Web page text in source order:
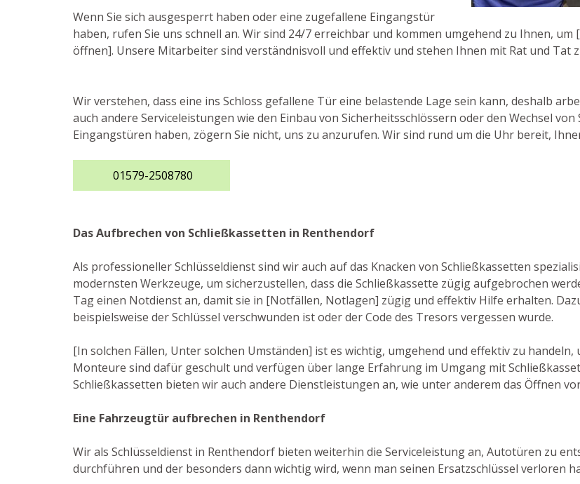
Wenn Sie sich ausgesperrt haben oder eine zugefallene Eingangstür
haben, rufen Sie uns schnell an. Wir sind 24/7 erreichbar und kommen umgehend zu Ihnen,
öffnen]. Unsere Mitarbeiter sind verständnisvoll und effektiv und stehen Ihnen mit Rat und Tat
Wir verstehen, dass eine ins Schloss gefallene Tür eine belastende Lage sein kann, deshalb
auch andere Serviceleistungen wie den Einbau von Sicherheitsschlössern oder den Wechsel
Eingangstüren haben, zögern Sie nicht, uns zu anzurufen. Wir sind rund um die Uhr bereit,
01579-2508780
Das Aufbrechen von Schließkassetten in Renthendorf
Als professioneller Schlüsseldienst sind wir auch auf das Knacken von Schließkassetten
modernsten Werkzeuge, um sicherzustellen, dass die Schließkassette zügig aufgebrochen
Tag einen Notdienst an, damit sie in [Notfällen, Notlagen] zügig und effektiv Hilfe erhalten.
beispielsweise der Schlüssel verschwunden ist oder der Code des Tresors vergessen wurde.
[In solchen Fällen, Unter solchen Umständen] ist es wichtig, umgehend und effektiv zu
Monteure sind dafür geschult und verfügen über lange Erfahrung im Umgang mit
Schließkassetten bieten wir auch andere Dienstleistungen an, wie unter anderem das Öffnen
Eine Fahrzeugtür aufbrechen in Renthendorf
Wir als Schlüsseldienst in Renthendorf bieten weiterhin die Serviceleistung an, Autotüren zu
durchführen und der besonders dann wichtig wird, wenn man seinen Ersatzschlüssel verloren